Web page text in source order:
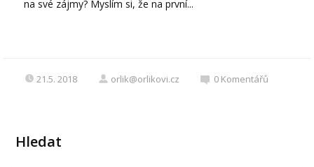
na své zájmy? Myslím si, že na první...
21.5. 2018 orlik@orlikovi.cz 0 Komentářů
Hledat